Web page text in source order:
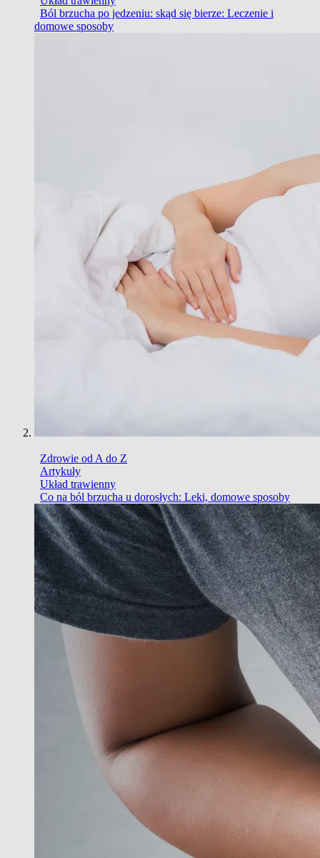
Ból brzucha po jedzeniu: skąd się bierze: Leczenie i
domowe sposoby
Zdrowie od A do Z
Artykuły
Układ trawienny
Co na ból brzucha u dorosłych: Leki, domowe sposoby